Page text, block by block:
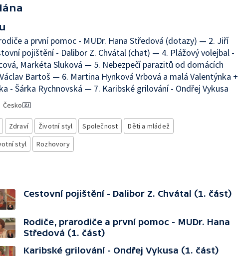
a první pomoc - MUDr. Hana Středová (dotazy) — 2. Jiří
pojištění - Dalibor Z. Chvátal (chat) — 4. Plážový volejbal -
Markéta Sluková — 5. Nebezpečí parazitů od domácích
Bartoš — 6. Martina Hynková Vrbová a malá Valentýnka +
- Šárka Rychnovská — 7. Karibské grilování - Ondřej Vykusa
Česko
Zdraví Životní styl Společnost
Děti a mládež
styl
Rozhovory
Cestovní pojištění - Dalibor Z. Chvátal (1. část)
Rodiče, prarodiče a první pomoc - MUDr. Hana
Středová (1. část)
Karibské grilování - Ondřej Vykusa (1. část)